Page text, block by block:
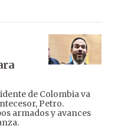
de Colombia va
Petro.
armados y avances